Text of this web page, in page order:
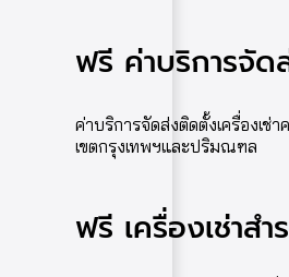
ฟรี ค่าบริการจั
ค่าบริการจัดส่งติดตั้งเครื่องเช่
เขตกรุงเทพฯและปริมณฑล
ฟรี เครื่องเช่าสำ